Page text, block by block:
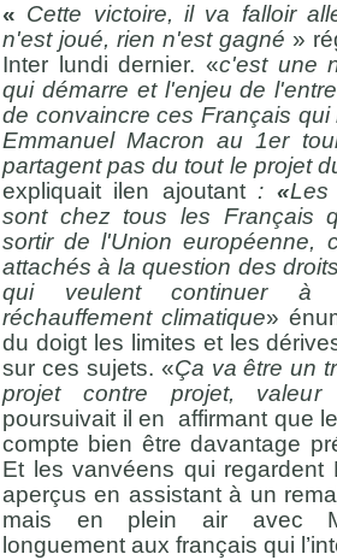
« Cette victoire, il va falloir
n'est joué, rien n'est gagné »
Inter lundi dernier. «c'est une
qui démarre et l'enjeu de
de convaincre ces Français
Emmanuel Macron au 1er
partagent pas du tout le projet
expliquait ilen ajoutant: «Les
sont chez tous les Français
sortir de l'Union européenne,
attachés à la question des
qui veulent continuer à
réchauffement climatique»
du doigt les limites et les
sur ces sujets. «Ça va être un
projet contre projet,
poursuivait il en affirmant que
compte bien être davantage
Et les vanvéens qui regardent
aperçus en assistant à un
mais en plein air avec
longuement aux français qui